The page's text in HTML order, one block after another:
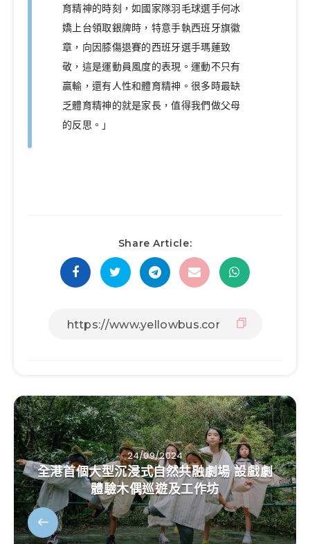
育精神的時刻，如國家隊羽毛球選手何冰
嬌上台領取銀牌時，特意手執西班牙旗徽
章，向因膝傷退賽的西班牙選手瑪蓮致
敬，這是運動員風度的表現。運動不只有
贏輸，還有人性和體育精神。很多時最缺
乏體育精神的就是家長，值得我們做父母
的反思。」
Share Article:
24/09/2024
全港首個大型沉浸式自然共融劇場 設戲劇
體驗木偶巡遊及工作坊